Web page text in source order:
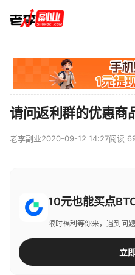
请问返利群的优惠商
老李副业2020-09-12 14:27阅读
10元也能买点
限时福利等你来，遇到问
立